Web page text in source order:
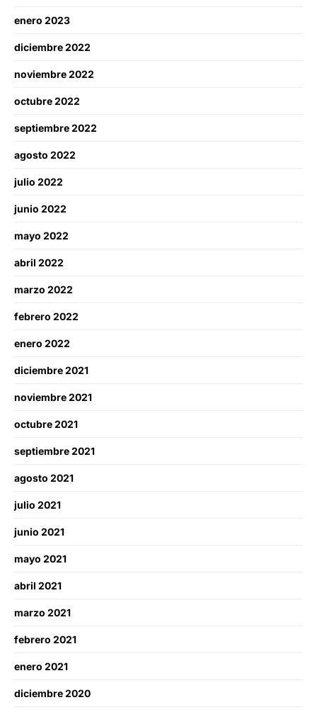
enero 2023
diciembre 2022
noviembre 2022
octubre 2022
septiembre 2022
agosto 2022
julio 2022
junio 2022
mayo 2022
abril 2022
marzo 2022
febrero 2022
enero 2022
diciembre 2021
noviembre 2021
octubre 2021
septiembre 2021
agosto 2021
julio 2021
junio 2021
mayo 2021
abril 2021
marzo 2021
febrero 2021
enero 2021
diciembre 2020